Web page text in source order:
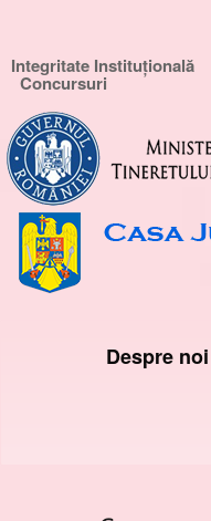
Integritate Instituțională
Concursuri
Despre noi